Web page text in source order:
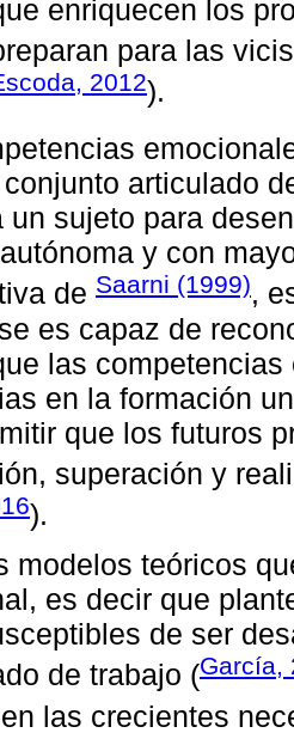
enriquecen los
para las
2012).
articulado
un sujeto para
y con
de Saarni (1999),
es capaz de
las
en la formación
que los futuros
superación y
).
modelos teóricos
es decir que
de ser
de trabajo (García,
las crecientes